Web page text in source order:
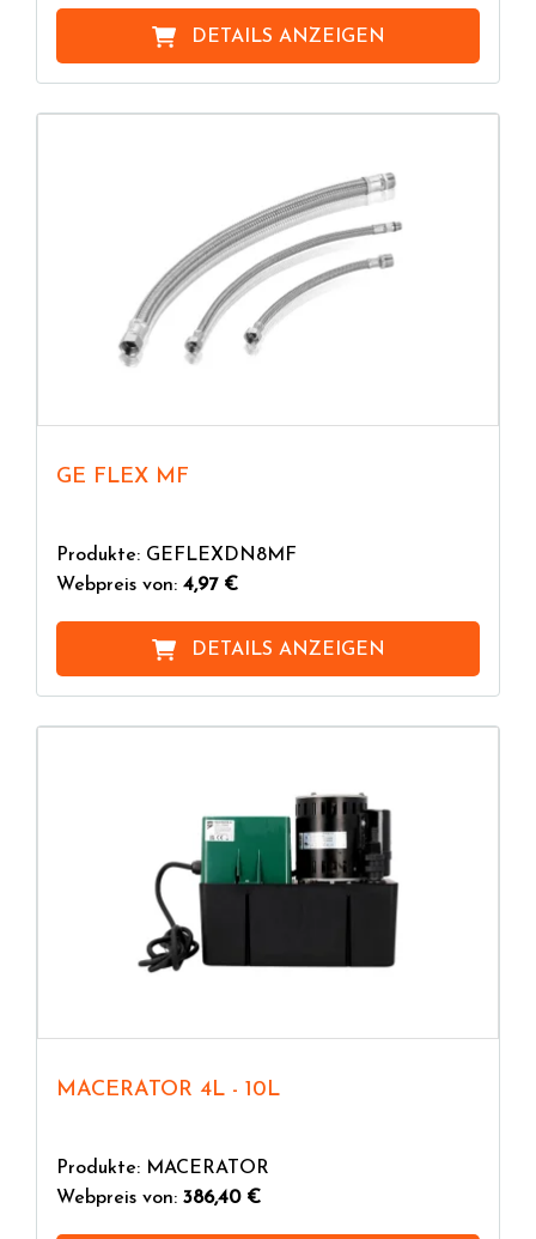
DETAILS ANZEIGEN
GE FLEX MF
Produkte: GEFLEXDN8MF
Webpreis von: 4,97 €
DETAILS ANZEIGEN
MACERATOR 4L - 10L
Produkte: MACERATOR
Webpreis von: 386,40 €